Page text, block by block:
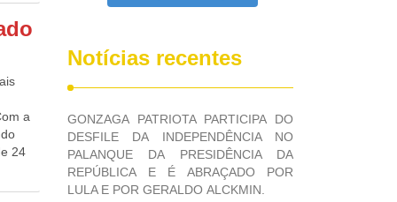
a
a
24
a
Notícias recentes
GONZAGA PATRIOTA PARTICIPA DO
DESFILE DA INDEPENDÊNCIA NO
PALANQUE DA PRESIDÊNCIA DA
REPÚBLICA E É ABRAÇADO POR
LULA E POR GERALDO ALCKMIN.